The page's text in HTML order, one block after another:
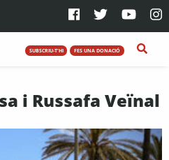
SUBSCRIU-T'HI FES UNA DONACIÓ
i Russafa Veïnal